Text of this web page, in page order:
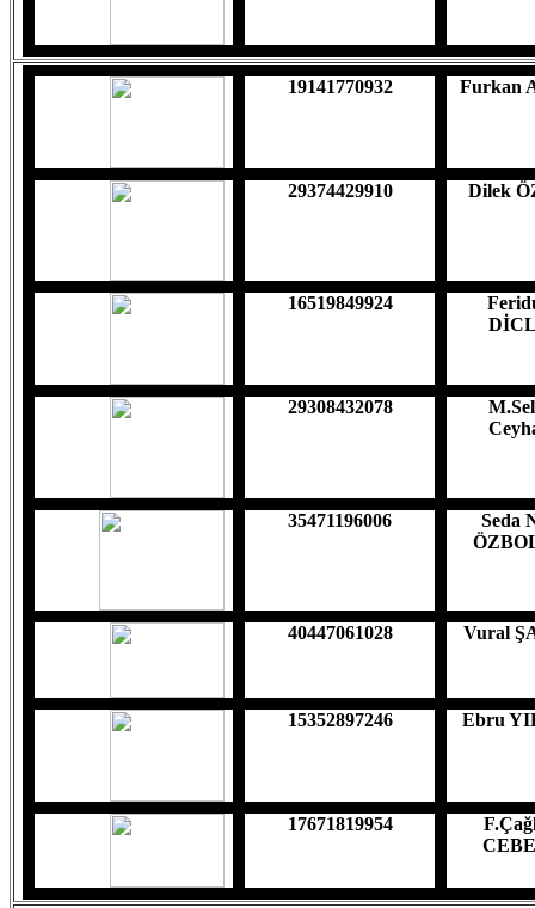
19141770932 Furkan
29374429910 Dilek
16519849924
29308432078
35471196006
Seda
40447061028 Vural
15352897246 Ebru
17671819954